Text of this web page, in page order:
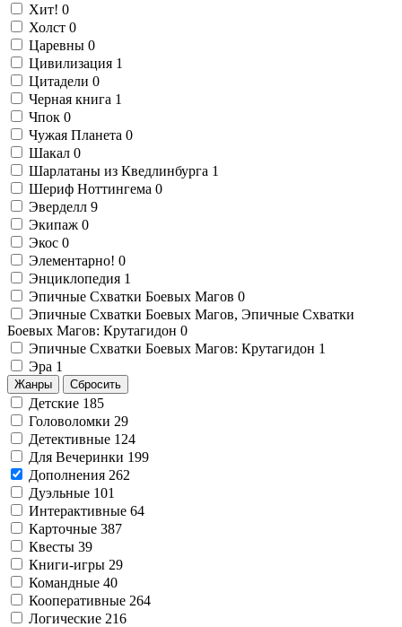
Хит! 0
Холст 0
Царевны 0
Цивилизация 1
Цитадели 0
Черная книга 1
Чпок 0
Чужая Планета 0
Шакал 0
Шарлатаны из Кведлинбурга 1
Шериф Ноттингема 0
Эверделл 9
Экипаж 0
Экос 0
Элементарно! 0
Энциклопедия 1
Эпичные Схватки Боевых Магов 0
Эпичные Схватки Боевых Магов, Эпичные Схватки
Боевых Магов: Крутагидон 0
Эпичные Схватки Боевых Магов: Крутагидон 1
Эра 1
Жанры Сбросить
Детские 185
Головоломки 29
Детективные 124
Для Вечеринки 199
Дополнения 262
Дуэльные 101
Интерактивные 64
Карточные 387
Квесты 39
Книги-игры 29
Командные 40
Кооперативные 264
Логические 216